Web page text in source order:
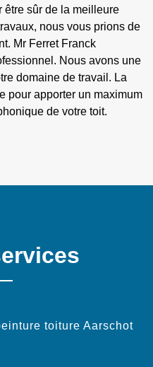
être sûr de la meilleure
nous vous prions de
Mr Ferret Franck
Nous avons une
domaine de travail. La
pour apporter un maximum
de votre toit.
toiture Aarschot